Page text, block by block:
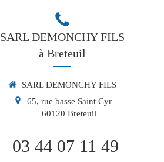
SARL DEMONCHY FILS
à Breteuil
SARL DEMONCHY FILS
65, rue basse Saint Cyr
60120 Breteuil
03 44 07 11 49